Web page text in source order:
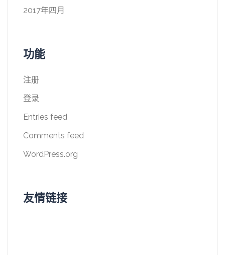
2017年四月
功能
注册
登录
Entries feed
Comments feed
WordPress.org
友情链接